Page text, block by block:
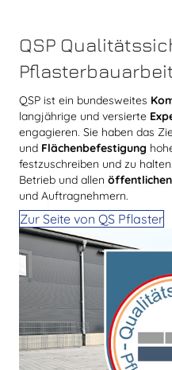
QSP
QSP ist ein bundesweites
langjährige und versierte
engagieren. Sie haben das
und Flächenbefestigung
festzuschreiben und zu
Betrieb und allen öffentlichen
und Auftragnehmern.
Zur Seite von QS Pflaster